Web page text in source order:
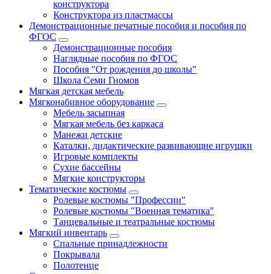
конструктора
Конструктора из пластмассы
Демонстрационные печатные пособия и пособия по
ФГОС
Демонстрационные пособия
Наглядные пособия по ФГОС
Пособия "От рождения до школы"
Школа Семи Гномов
Мягкая детская мебель
Мягконабивное оборудование
Мебель засыпная
Мягкая мебель без каркаса
Манежи детские
Каталки, дидактические развивающие игрушки
Игровые комплекты
Сухие бассейны
Мягкие конструкторы
Тематические костюмы
Ролевые костюмы "Профессии"
Ролевые костюмы "Военная тематика"
Танцевальные и театральные костюмы
Мягкий инвентарь
Спальные принадлежности
Покрывала
Полотенце